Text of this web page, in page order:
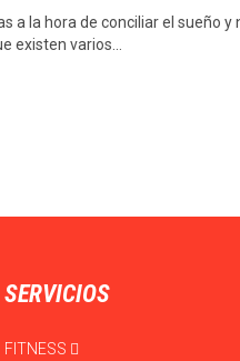
a la hora de conciliar el sueño y
existen varios…
SERVICIOS
FITNESS